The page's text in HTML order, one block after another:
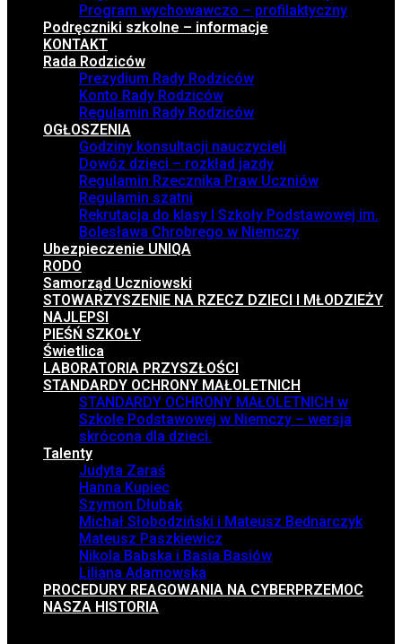
Program wychowawczo – profilaktyczny
Podręczniki szkolne – informacje
KONTAKT
Rada Rodziców
Prezydium Rady Rodziców
Konto Rady Rodziców
Regulamin Rady Rodziców
OGŁOSZENIA
Godziny konsultacji nauczycieli
Dowóz dzieci – rozkład jazdy
Regulamin Rzecznika Praw Uczniów
Regulamin szatni
Rekrutacja do klasy I Szkoły Podstawowej im.
Bolesława Chrobrego w Niemczy
Ubezpieczenie UNIQA
RODO
Samorząd Uczniowski
STOWARZYSZENIE NA RZECZ DZIECI I MŁODZIEŻY
NAJLEPSI
PIEŚŃ SZKOŁY
Świetlica
LABORATORIA PRZYSZŁOŚCI
STANDARDY OCHRONY MAŁOLETNICH
STANDARDY OCHRONY MAŁOLETNICH w
Szkole Podstawowej w Niemczy – wersja
skrócona dla dzieci.
Talenty
Judyta Zaraś
Hanna Kupiec
Szymon Dłubak
Michał Słobodziński i Mateusz Bednarczyk
Mateusz Paszkiewicz
Nikola Babska i Basia Basiów
Liliana Adamowska
PROCEDURY REAGOWANIA NA CYBERPRZEMOC
NASZA HISTORIA